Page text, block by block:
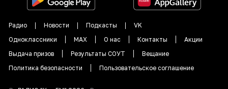
Радио Новости Подкасты
VK
Одноклассники
MAX О нас Контакты
Акции
Выдача призов
Результаты СОУТ
Вещание
Политика безопасности
Пользовательское соглашение